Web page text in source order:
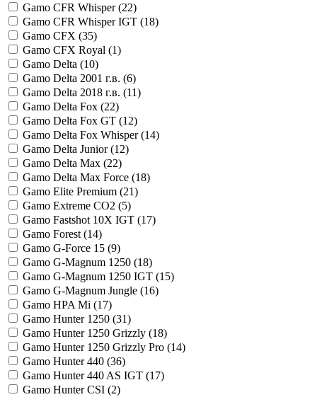
Gamo CFR Whisper (22)
Gamo CFR Whisper IGT (18)
Gamo CFX (35)
Gamo CFX Royal (1)
Gamo Delta (10)
Gamo Delta 2001 г.в. (6)
Gamo Delta 2018 г.в. (11)
Gamo Delta Fox (22)
Gamo Delta Fox GT (12)
Gamo Delta Fox Whisper (14)
Gamo Delta Junior (12)
Gamo Delta Max (22)
Gamo Delta Max Force (18)
Gamo Elite Premium (21)
Gamo Extreme CO2 (5)
Gamo Fastshot 10X IGT (17)
Gamo Forest (14)
Gamo G-Force 15 (9)
Gamo G-Magnum 1250 (18)
Gamo G-Magnum 1250 IGT (15)
Gamo G-Magnum Jungle (16)
Gamo HPA Mi (17)
Gamo Hunter 1250 (31)
Gamo Hunter 1250 Grizzly (18)
Gamo Hunter 1250 Grizzly Pro (14)
Gamo Hunter 440 (36)
Gamo Hunter 440 AS IGT (17)
Gamo Hunter CSI (2)